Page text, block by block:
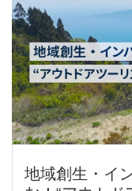
地域創生・イ